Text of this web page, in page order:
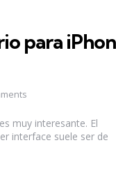
para
muy interesante. El
interface suele ser de